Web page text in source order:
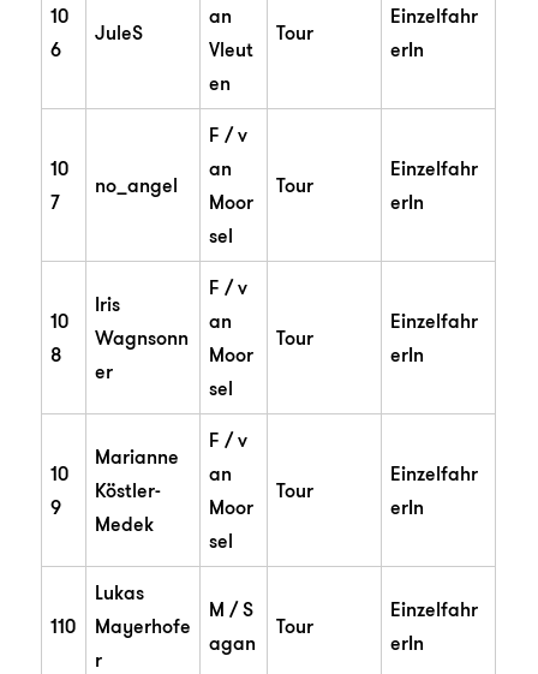
10
6
JuleS
an
Vleut
en
Tour
Einzelfahr
erIn
10
7
no_angel
F / v
an
Moor
sel
Tour
Einzelfahr
erIn
10
8
Iris
Wagnsonn
er
F / v
an
Moor
sel
Tour
Einzelfahr
erIn
10
9
Marianne
Köstler-
Medek
F / v
an
Moor
sel
Tour
Einzelfahr
erIn
110
Lukas
Mayerhofe
r
M / S
agan
Tour
Einzelfahr
erIn